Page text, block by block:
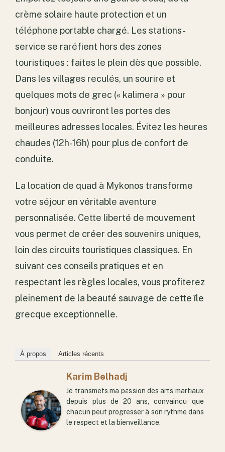
crème solaire haute protection et un
téléphone portable chargé. Les stations-
service se raréfient hors des zones
touristiques : faites le plein dès que possible.
Dans les villages reculés, un sourire et
quelques mots de grec (« kalimera » pour
bonjour) vous ouvriront les portes des
meilleures adresses locales. Évitez les heures
chaudes (12h-16h) pour plus de confort de
conduite.
La location de quad à Mykonos transforme
votre séjour en véritable aventure
personnalisée. Cette liberté de mouvement
vous permet de créer des souvenirs uniques,
loin des circuits touristiques classiques. En
suivant ces conseils pratiques et en
respectant les règles locales, vous profiterez
pleinement de la beauté sauvage de cette île
grecque exceptionnelle.
À propos Articles récents
Karim Belhadj
Je transmets ma passion des arts martiaux
depuis plus de 20 ans, convaincu que
chacun peut progresser à son rythme dans
le respect et la bienveillance.